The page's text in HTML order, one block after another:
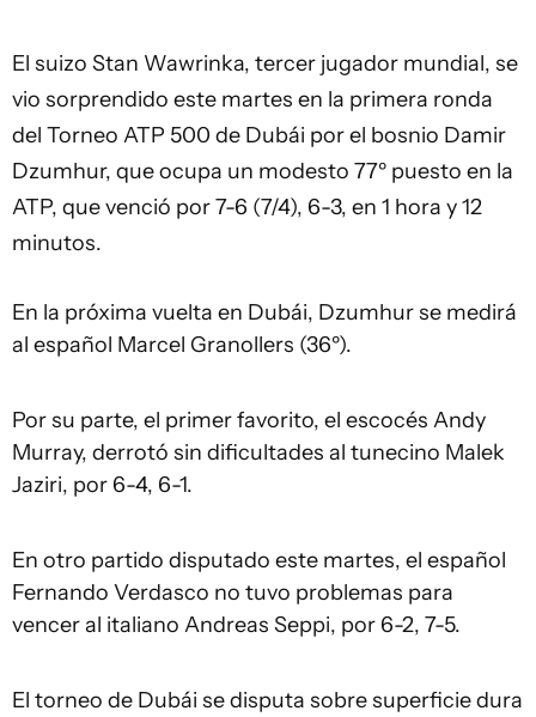
El suizo Stan Wawrinka, tercer jugador mundial, se
vio sorprendido este martes en la primera ronda
del Torneo ATP 500 de Dubái por el bosnio Damir
Dzumhur, que ocupa un modesto 77º puesto en la
ATP, que venció por 7-6 (7/4), 6-3, en 1 hora y 12
minutos.
En la próxima vuelta en Dubái, Dzumhur se medirá
al español Marcel Granollers (36º).
Por su parte, el primer favorito, el escocés Andy
Murray, derrotó sin dificultades al tunecino Malek
Jaziri, por 6-4, 6-1.
En otro partido disputado este martes, el español
Fernando Verdasco no tuvo problemas para
vencer al italiano Andreas Seppi, por 6-2, 7-5.
El torneo de Dubái se disputa sobre superficie dura